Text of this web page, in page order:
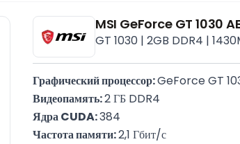
MSI GeForce GT 1030
GT 1030 | 2GB DDR4 |
Графический процессор: GeForce GT
Видеопамять: 2 ГБ DDR4
Ядра CUDA: 384
Частота памяти: 2,1 Гбит/с